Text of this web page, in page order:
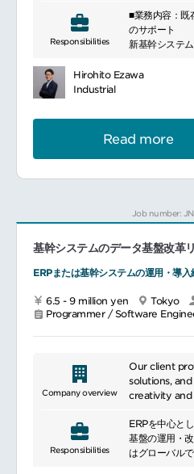
Responsibilities
■業務内容：既
のサポート
新基幹システ
ビジネス要件
ITプロジェク
トにおいて、
ザーテスト／
ユーザーとの
継続的なトラ
接領域のイン
Hirohito Ezawa
Industrial
Read more
Job number:
基幹システムのデータ基盤改革
ERPまたは基幹システムの運用・導
6.5 - 9 million yen Tokyo
Programmer / Software
Company overview
Our client
solutions,
creativity
audio
technology.
Responsibilities
ERPを中心と
基盤の運用・
はグローバル